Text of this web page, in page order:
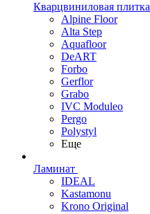
Кварцвиниловая плитка
Alpine Floor
Alta Step
Aquafloor
DeART
Forbo
Gerflor
Grabo
IVC Moduleo
Pergo
Polystyl
Еще
Ламинат
IDEAL
Kastamonu
Krono Original